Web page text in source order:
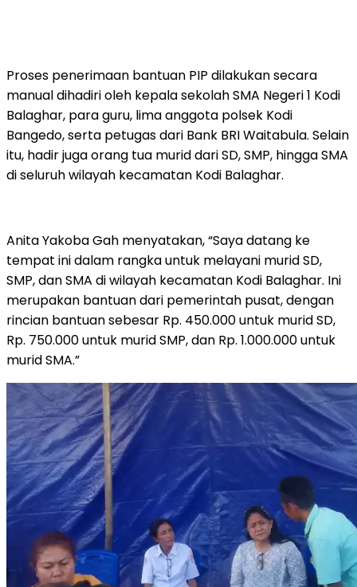
Proses penerimaan bantuan PIP dilakukan secara
manual dihadiri oleh kepala sekolah SMA Negeri 1 Kodi
Balaghar, para guru, lima anggota polsek Kodi
Bangedo, serta petugas dari Bank BRI Waitabula. Selain
itu, hadir juga orang tua murid dari SD, SMP, hingga SMA
di seluruh wilayah kecamatan Kodi Balaghar.
Anita Yakoba Gah menyatakan, “Saya datang ke
tempat ini dalam rangka untuk melayani murid SD,
SMP, dan SMA di wilayah kecamatan Kodi Balaghar. Ini
merupakan bantuan dari pemerintah pusat, dengan
rincian bantuan sebesar Rp. 450.000 untuk murid SD,
Rp. 750.000 untuk murid SMP, dan Rp. 1.000.000 untuk
murid SMA.”